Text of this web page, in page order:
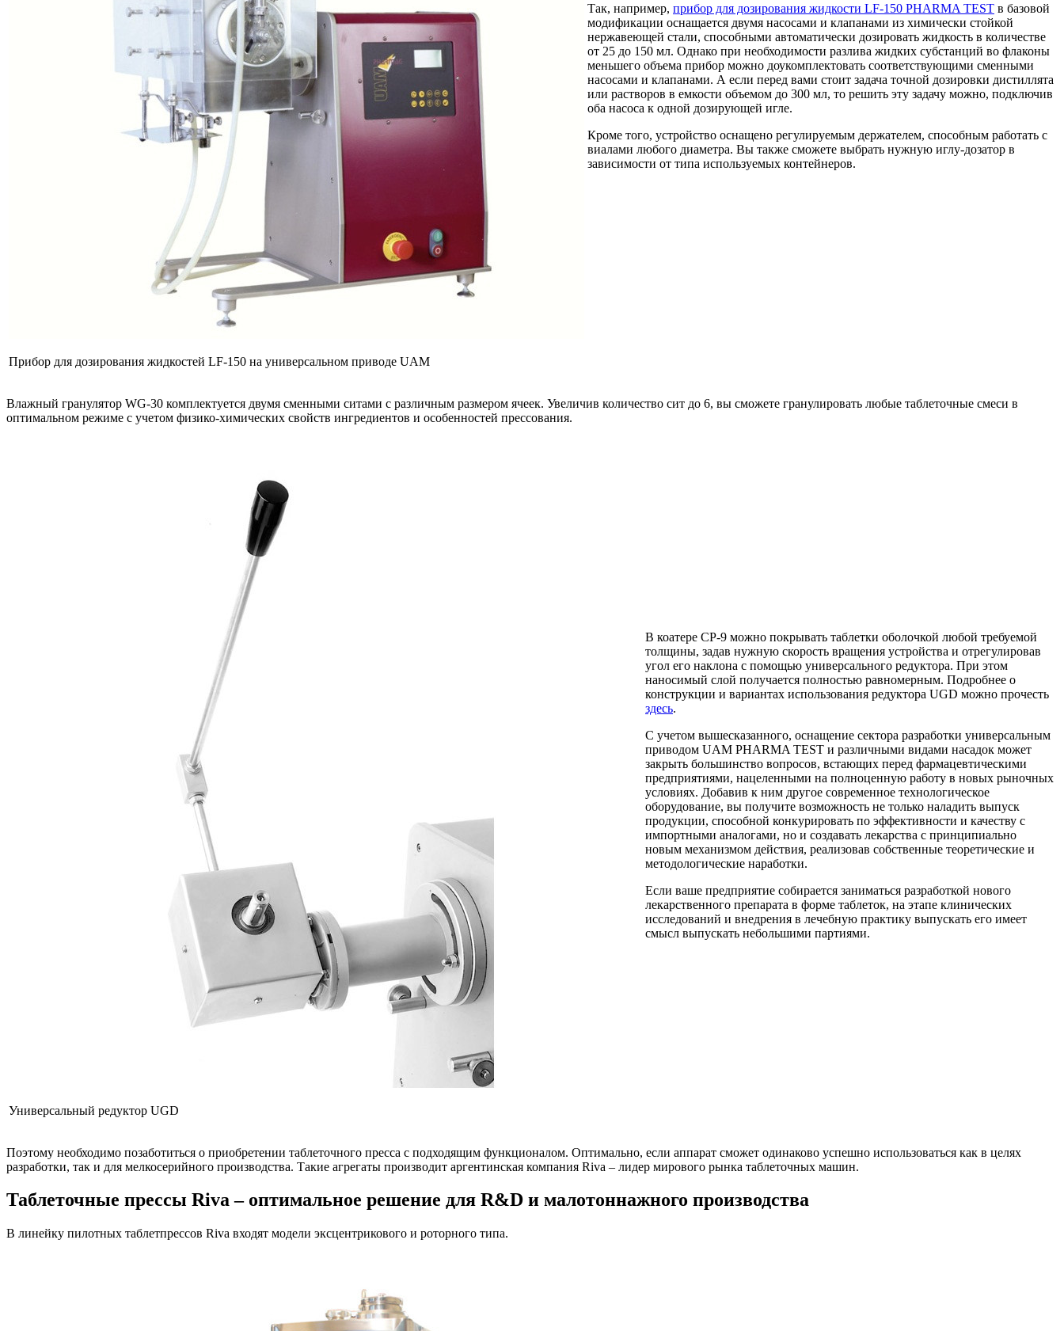
Прибор для дозирования жидкостей LF-150 на универсальном приводе UAM
Так, например, прибор для дозирования жидкости LF-150 PHARMA TEST в базовой
модификации оснащается двумя насосами и клапанами из химически стойкой
нержавеющей стали, способными автоматически дозировать жидкость в количестве
от 25 до 150 мл. Однако при необходимости разлива жидких субстанций во флаконы
меньшего объема прибор можно доукомплектовать соответствующими сменными
насосами и клапанами. А если перед вами стоит задача точной дозировки дистиллята
или растворов в емкости объемом до 300 мл, то решить эту задачу можно, подключив
оба насоса к одной дозирующей игле.
Кроме того, устройство оснащено регулируемым держателем, способным работать с
виалами любого диаметра. Вы также сможете выбрать нужную иглу-дозатор в
зависимости от типа используемых контейнеров.
Влажный гранулятор WG-30 комплектуется двумя сменными ситами с различным размером ячеек. Увеличив количество сит до 6, вы сможете гранулировать любые таблеточные смеси в
оптимальном режиме с учетом физико-химических свойств ингредиентов и особенностей прессования.
Универсальный редуктор UGD
В коатере CP-9 можно покрывать таблетки оболочкой любой требуемой
толщины, задав нужную скорость вращения устройства и отрегулировав
угол его наклона с помощью универсального редуктора. При этом
наносимый слой получается полностью равномерным. Подробнее о
конструкции и вариантах использования редуктора UGD можно прочесть
здесь.
С учетом вышесказанного, оснащение сектора разработки универсальным
приводом UAM PHARMA TEST и различными видами насадок может
закрыть большинство вопросов, встающих перед фармацевтическими
предприятиями, нацеленными на полноценную работу в новых рыночных
условиях. Добавив к ним другое современное технологическое
оборудование, вы получите возможность не только наладить выпуск
продукции, способной конкурировать по эффективности и качеству с
импортными аналогами, но и создавать лекарства с принципиально
новым механизмом действия, реализовав собственные теоретические и
методологические наработки.
Если ваше предприятие собирается заниматься разработкой нового
лекарственного препарата в форме таблеток, на этапе клинических
исследований и внедрения в лечебную практику выпускать его имеет
смысл выпускать небольшими партиями.
Поэтому необходимо позаботиться о приобретении таблеточного пресса с подходящим функционалом. Оптимально, если аппарат сможет одинаково успешно использоваться как в целях
разработки, так и для мелкосерийного производства. Такие агрегаты производит аргентинская компания Riva – лидер мирового рынка таблеточных машин.
Таблеточные прессы Riva – оптимальное решение для R&D и малотоннажного производства
В линейку пилотных таблетпрессов Riva входят модели эксцентрикового и роторного типа.